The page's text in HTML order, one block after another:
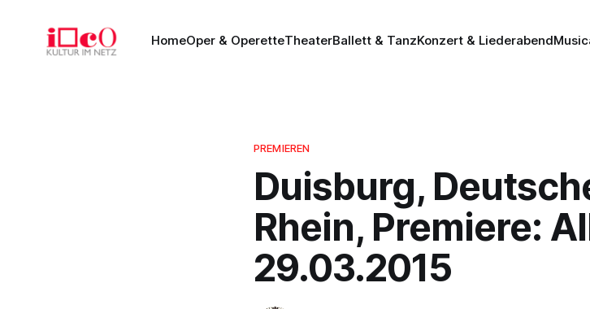
HomeOper & OperetteTheaterBallett & TanzKonzert & Liederabend
PREMIEREN
Duisburg,
Rhein, Premiere:
29.03.2015